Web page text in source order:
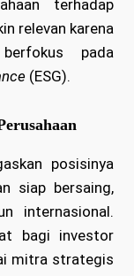
terhadap
relevan karena
pada
(ESG).
posisinya
siap bersaing,
internasional.
bagi investor
mitra strategis